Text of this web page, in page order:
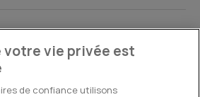
Kepler Cheuvreux
votre vie privée est
de confiance utilisons